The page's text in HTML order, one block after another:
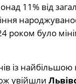
11% від
роком було
із найбільшою
увійшли